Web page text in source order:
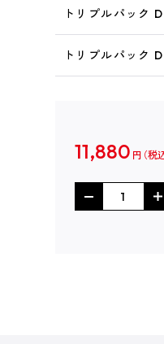
トリプルパック
トリプルパック
11,880 円